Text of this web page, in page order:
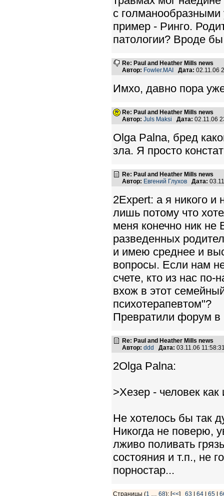
с
пример - Ринго.
патологии? Вроде
Re: Paul and Heather Mills news
Автор: Fowler.MAI Дата: 02.11.06
Имхо, давно пора
Re: Paul and Heather Mills news
Автор: Juls Maksi Дата: 02.11.06
Olga Palnа, бред
зла. Я просто
Re: Paul and Heather Mills news
Автор: Евгений Глухов Дата:
2Expert: а я никого
лишь потому что
меня конечно ник не
разведенных
и имею среднее и
вопросы. Если нам
счете, кто из нас
вхож в этот
психотерапевтом"?
Превратили форум в
Re: Paul and Heather Mills news
Автор: ddd Дата: 03.11.06
2Olga Palna:
>Хезер - человек
Не хотелось бы так
Никогда не поверю,
лживо поливать
состояния и т.п., не
порностар...
Страницы (1 … 68): [<<] 63 64 65